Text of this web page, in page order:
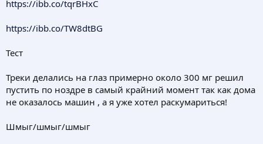
https://ibb.co/tqrBHxC
https://ibb.co/TW8dtBG
Тест
Треки делались на глаз примерно около 300 мг решил
пустить по ноздре в самый крайний момент так как дома
не оказалось машин , а я уже хотел раскумариться!
Шмыг/шмыг/шмыг